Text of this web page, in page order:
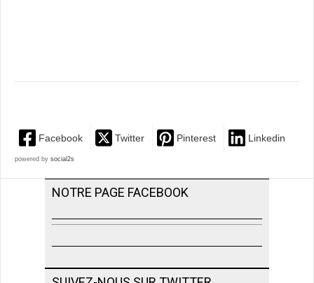
Facebook Twitter Pinterest Linkedin
powered by social2s
NOTRE PAGE FACEBOOK